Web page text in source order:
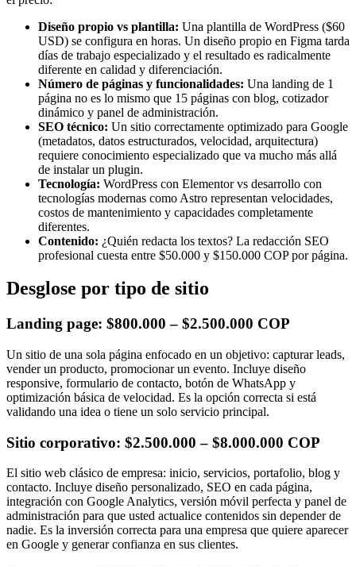
Diseño propio vs plantilla: Una plantilla de WordPress ($60
USD) se configura en horas. Un diseño propio en Figma tarda
días de trabajo especializado y el resultado es radicalmente
diferente en calidad y diferenciación.
Número de páginas y funcionalidades: Una landing de 1
página no es lo mismo que 15 páginas con blog, cotizador
dinámico y panel de administración.
SEO técnico: Un sitio correctamente optimizado para Google
(metadatos, datos estructurados, velocidad, arquitectura)
requiere conocimiento especializado que va mucho más allá
de instalar un plugin.
Tecnología: WordPress con Elementor vs desarrollo con
tecnologías modernas como Astro representan velocidades,
costos de mantenimiento y capacidades completamente
diferentes.
Contenido: ¿Quién redacta los textos? La redacción SEO
profesional cuesta entre $50.000 y $150.000 COP por página.
Desglose por tipo de sitio
Landing page: $800.000 – $2.500.000 COP
Un sitio de una sola página enfocado en un objetivo: capturar leads,
vender un producto, promocionar un evento. Incluye diseño
responsive, formulario de contacto, botón de WhatsApp y
optimización básica de velocidad. Es la opción correcta si está
validando una idea o tiene un solo servicio principal.
Sitio corporativo: $2.500.000 – $8.000.000 COP
El sitio web clásico de empresa: inicio, servicios, portafolio, blog y
contacto. Incluye diseño personalizado, SEO en cada página,
integración con Google Analytics, versión móvil perfecta y panel de
administración para que usted actualice contenidos sin depender de
nadie. Es la inversión correcta para una empresa que quiere aparecer
en Google y generar confianza en sus clientes.